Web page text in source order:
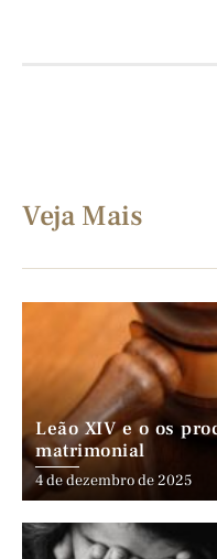
Veja Mais
Leão XIV e o os
matrimonial
4 de dezembro de 2025